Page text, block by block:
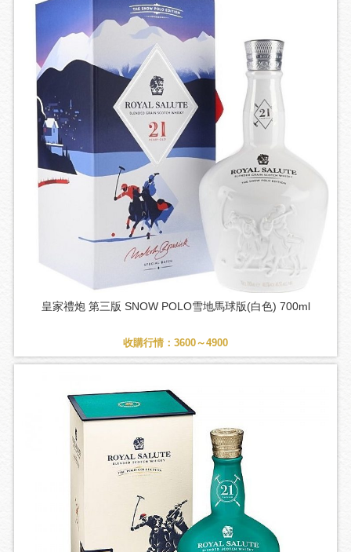
皇家禮炮 第三版 SNOW POLO雪地馬球版(白色) 700ml
收購行情：3600～4900